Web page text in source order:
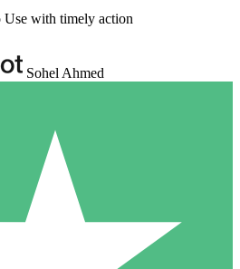
with timely action
Sohel Ahmed